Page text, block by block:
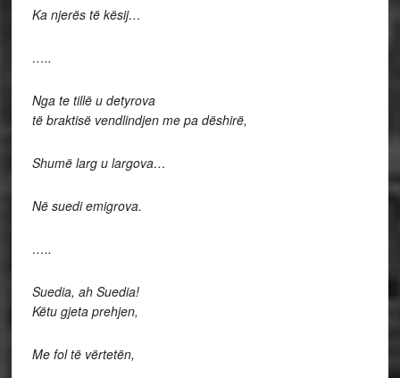
Ka njerës të kësij…
…..
Nga te tillë u detyrova
të braktisë vendlindjen me pa dëshirë,
Shumë larg u largova…
Në suedi emigrova.
…..
Suedia, ah Suedia!
Këtu gjeta prehjen,
Me fol të vërtetën,